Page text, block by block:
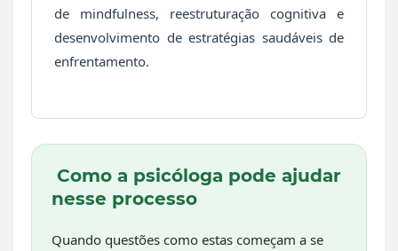
de mindfulness, reestruturação cognitiva e
desenvolvimento de estratégias saudáveis de
enfrentamento.
Como a psicóloga pode ajudar
nesse processo
Quando questões como estas começam a se